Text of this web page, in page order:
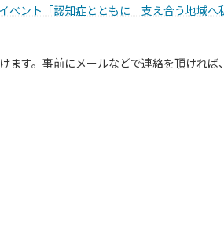
イベント「認知症とともに 支え合う地域へ
ます。事前にメールなどで連絡を頂ければ